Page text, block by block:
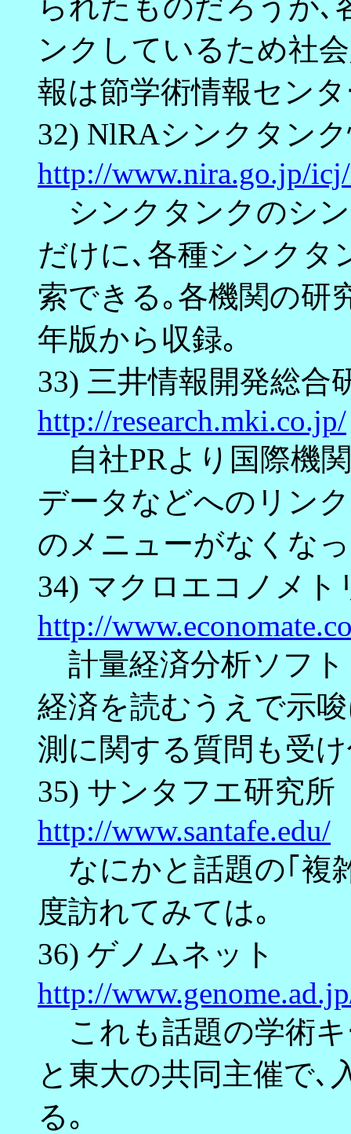
ンクしているため社
報は節学術情報セン
32) NlRAシンクタン
http://www.nira.go.jp/
シンクタンクのシ
だけに､各種シンクタ
索できる｡各機関の研
年版から収録｡
33) 三井情報開発総合
http://research.mki.co.jp/
自社PRより国際機
データなどへのリン
のメニューがなくな
34) マクロエコノメト
http://
計量経済分析ソフト
経済を読むうえで示
測に関する質問も受
35) サンタフエ研究所
http://www.santafe.edu/
なにかと話題の｢複
度訪れてみては｡
36) ゲノムネット
http://
これも話題の学術
と東大の共同主催で､
る｡